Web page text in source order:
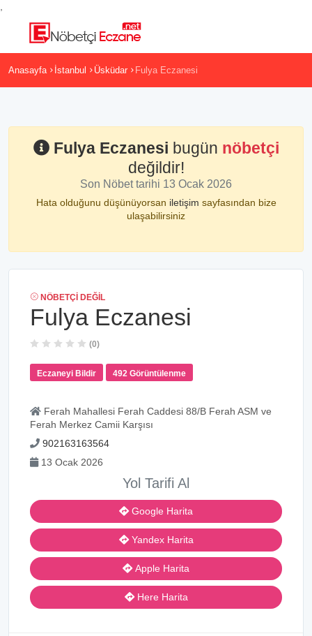
Anasayfa İstanbul Üsküdar Fulya Eczanesi
Fulya Eczanesi bugün nöbetçi
değildir!
Son Nöbet tarihi 13 Ocak 2026
Hata olduğunu düşünüyorsan iletişim sayfasından bize
ulaşabilirsiniz
NÖBETÇI DEĞIL
Fulya Eczanesi
(0)
Eczaneyi Bildir 492 Görüntülenme
Ferah Mahallesi Ferah Caddesi 88/B Ferah ASM ve
Ferah Merkez Camii Karşısı
902163163564
13 Ocak 2026
Yol Tarifi Al
Google Harita
Yandex Harita
Apple Harita
Here Harita